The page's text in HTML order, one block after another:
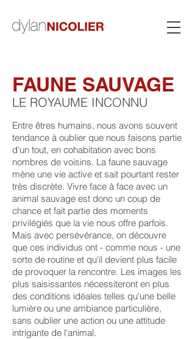
FAUNE SAUVAGE
LE ROYAUME INCONNU
Entre êtres humains, nous avons souvent
tendance à oublier que nous faisons partie
d'un tout, en cohabitation avec bons
nombres de voisins. La faune sauvage
mène une vie active et sait pourtant rester
très discrète. Vivre face à face avec un
animal sauvage est donc un coup de
chance et fait partie des moments
privilégiés que la vie nous offre parfois.
Mais avec persévérance, on découvre
que ces individus ont - comme nous - une
sorte de routine et qu'il devient plus facile
de provoquer la rencontre. Les images les
plus saisissantes nécessiteront en plus
des conditions idéales telles qu'une belle
lumière ou une ambiance particulière,
sans oublier une action ou une attitude
intrigante de l'animal.